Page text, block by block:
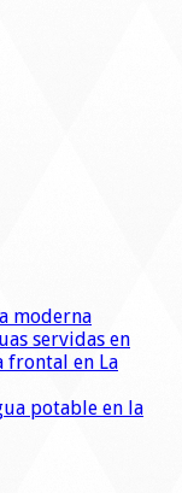
moderna
servidas en
frontal en La
potable en la